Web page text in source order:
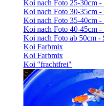
Koi nach Foto 25-30cm -
Koi nach Foto 30-35cm -
Koi nach Foto 35-40cm -
Koi nach Foto 40-45cm -
Koi nach Foto ab 50cm -
Koi Farbmix
Koi Farbmix
Koi "frachtfrei"